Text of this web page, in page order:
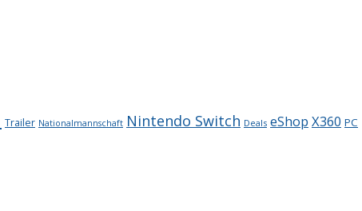
Trailer Nationalmannschaft Nintendo Switch Deals eShop X360 PC